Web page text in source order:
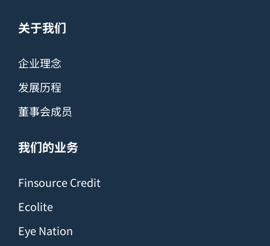
关于我们
企业理念
发展历程
董事会成员
我们的业务
Finsource Credit
Ecolite
Eye Nation